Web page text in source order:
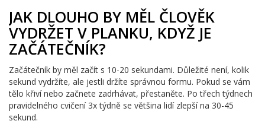
JAK DLOUHO BY MĚL ČLOVĚK
VYDRŽET V PLANKU, KDYŽ JE
ZAČÁTEČNÍK?
Začátečník by měl začít s 10-20 sekundami. Důležité není, kolik
sekund vydržíte, ale jestli držíte správnou formu. Pokud se vám
tělo křiví nebo začnete zadrhávat, přestaněte. Po třech týdnech
pravidelného cvičení 3x týdně se většina lidí zlepší na 30-45
sekund.